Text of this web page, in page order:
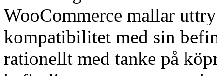
WooCommerce mallar
kompatibilitet med sin
rationellt med tanke på